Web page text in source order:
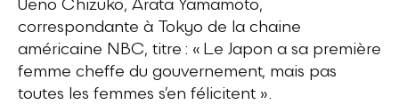
Ueno Chizuko, Arata Yamamoto,
correspondante à Tokyo de la chaine
américaine NBC, titre : « Le Japon a sa première
femme cheffe du gouvernement, mais pas
toutes les femmes s’en félicitent ».